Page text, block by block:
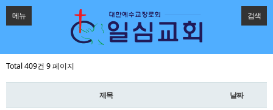
메뉴 검색
Total 409건 9 페이지
제목 날짜